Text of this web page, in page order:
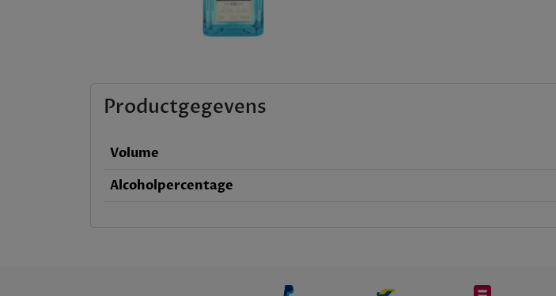
Productgegevens
Volume
Alcoholpercentage